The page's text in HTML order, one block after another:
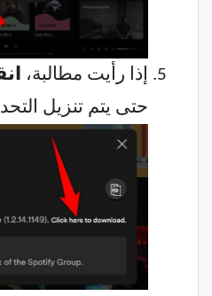
إذا رأيت مطالبة،
حتى يتم تنزيل